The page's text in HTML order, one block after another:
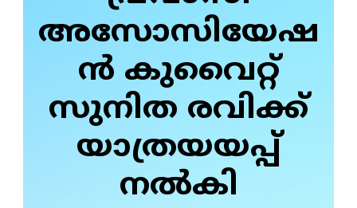
അസോസിയേഷ
ൻ കുവൈറ്റ്
സുനിത രവിക്ക്
യാത്രയയപ്പ്
നൽകി